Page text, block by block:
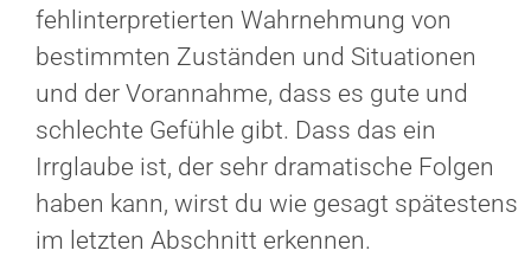
fehlinterpretierten Wahrnehmung von
bestimmten Zuständen und Situationen
und der Vorannahme, dass es gute und
schlechte Gefühle gibt. Dass das ein
Irrglaube ist, der sehr dramatische Folgen
haben kann, wirst du wie gesagt spätestens
im letzten Abschnitt erkennen.